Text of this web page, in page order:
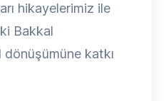
hikayelerimiz ile
Bakkal
katkı